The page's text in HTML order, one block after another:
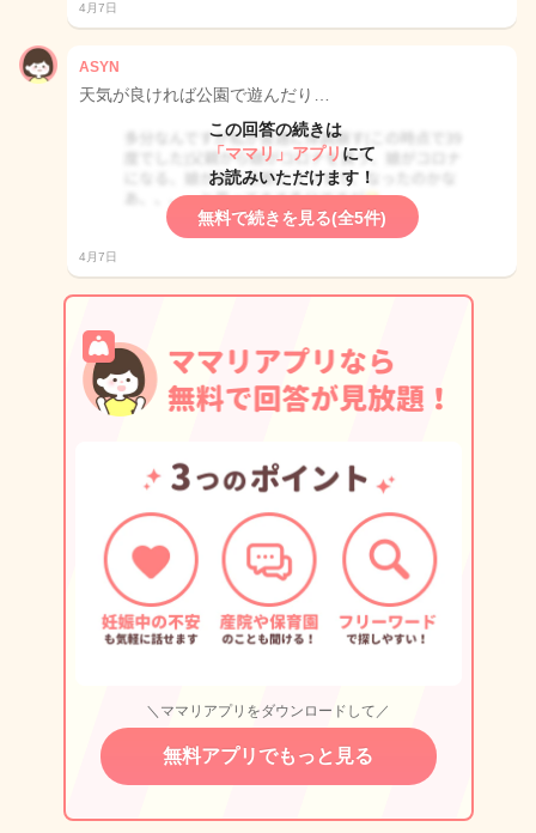
4月7日
ASYN
天気が良ければ公園で遊んだり…
この回答の続きは
「ママリ」アプリ にて
お読みいただけます！
無料で続きを見る(全5件)
4月7日
＼ママリアプリをダウンロードして／
無料アプリでもっと見る